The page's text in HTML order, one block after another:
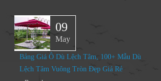
09
May
Bảng Giá Ô Dù Lệch Tâm, 100+ Mẫu Dù
Lệch Tâm Vuông Tròn Đẹp Giá Rẻ